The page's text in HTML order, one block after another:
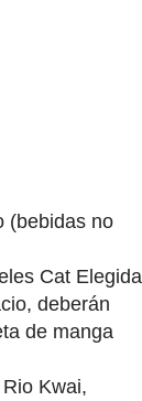
(bebidas no
Cat Elegida
deberán
de manga
Kwai,